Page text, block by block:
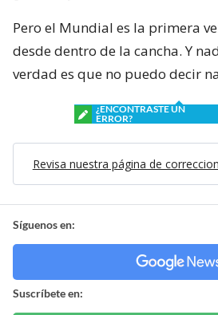
Pero el Mundial es la primera
desde dentro de la cancha. Y
verdad es que no puedo decir
¿ENCONTRASTE UN
ERROR?
Revisa nuestra página de
Síguenos en:
Suscríbete en: